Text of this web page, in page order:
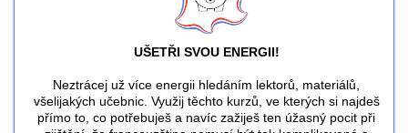
UŠETŘI SVOU ENERGII!
Neztrácej už více energii hledáním lektorů, materiálů,
všelijakých učebnic. Využij těchto kurzů, ve kterých si najdeš
přímo to, co potřebuješ a navíc zažiješ ten úžasný pocit při